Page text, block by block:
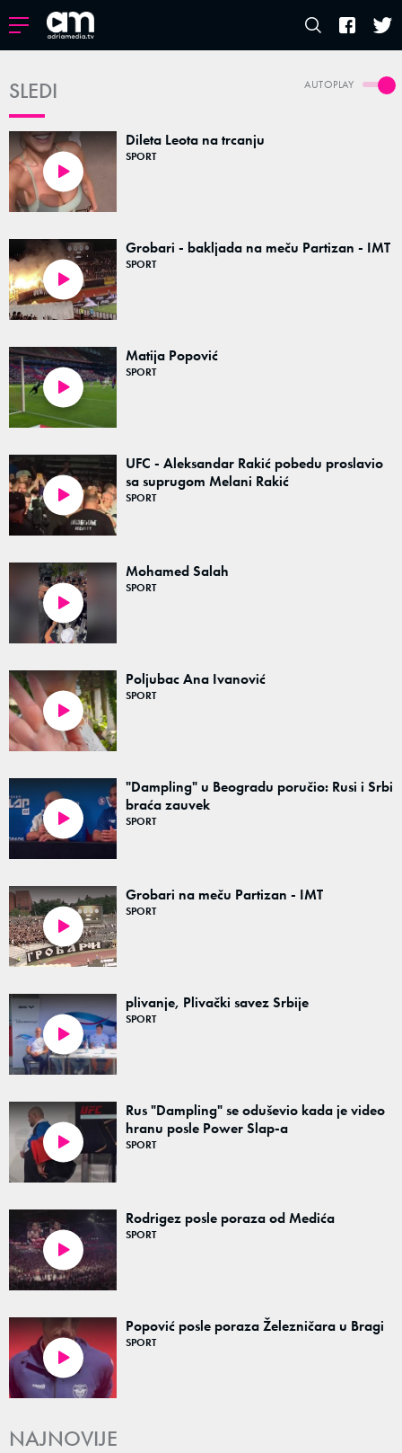
AUTOPLAY
SLEDI
Dileta Leota na trcanju
SPORT
Grobari - bakljada na meču Partizan - IMT
SPORT
Matija Popović
SPORT
UFC - Aleksandar Rakić pobedu proslavio
sa suprugom Melani Rakić
SPORT
Mohamed Salah
SPORT
Poljubac Ana Ivanović
SPORT
"Dampling" u Beogradu poručio: Rusi i Srbi
braća zauvek
SPORT
Grobari na meču Partizan - IMT
SPORT
plivanje, Plivački savez Srbije
SPORT
Rus "Dampling" se oduševio kada je video
hranu posle Power Slap-a
SPORT
Rodrigez posle poraza od Medića
SPORT
Popović posle poraza Železničara u Bragi
SPORT
NAJNOVIJE